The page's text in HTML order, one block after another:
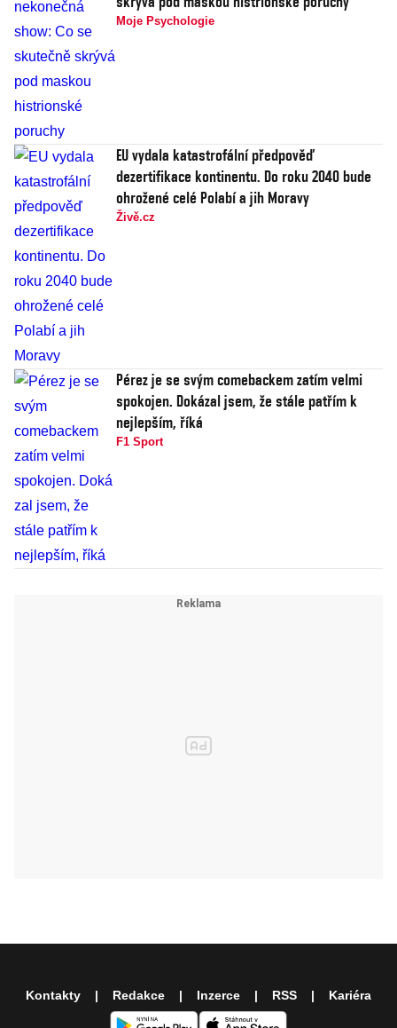
Moje Psychologie
EU vydala katastrofální předpověď
dezertifikace kontinentu. Do roku 2040 bude
ohrožené celé Polabí a jih Moravy
Živě.cz
Pérez je se svým comebackem zatím velmi
spokojen. Dokázal jsem, že stále patřím k
nejlepším, říká
F1 Sport
Kontakty Redakce Inzerce RSS Kariéra